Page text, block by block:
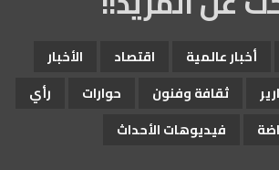
أخبار عالمية اقتصاد
الأخبار
ثقافة وفنون حوارات
رأي
فيديوهات الأحداث